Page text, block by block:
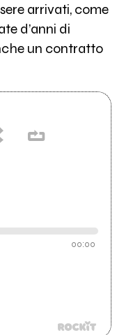
arrivati, come
d’anni di
un contratto
00:00